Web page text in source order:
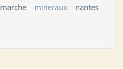
marche mineraux nantes